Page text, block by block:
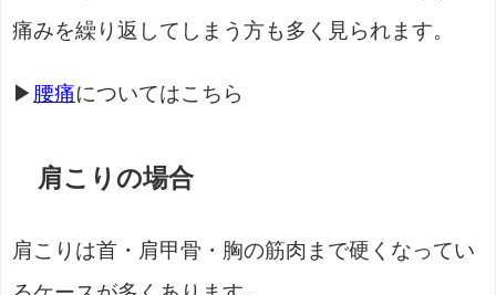
痛みを繰り返してしまう方も多く見られます。
▶ 腰痛についてはこちら
肩こりの場合
肩こりは首・肩甲骨・胸の筋肉まで硬くなってい